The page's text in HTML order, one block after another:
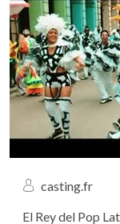
casting.fr
El Rey del Pop